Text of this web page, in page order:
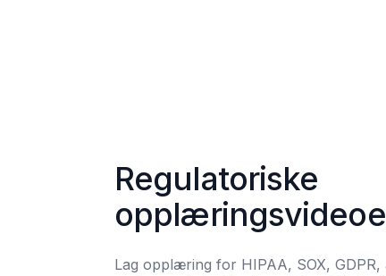
Regulatoriske
Lag opplæring for HIPAA, SOX, GDPR,